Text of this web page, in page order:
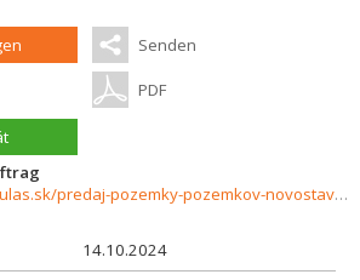
Senden
PDF
https://www.reality-mikulas.sk/predaj-pozemky-pozemkov-novostavby/Na-predaj-pozemok-s-IS-cestou-a-chodnikmi---Pripravene-na-okamzitu-vystavbu-34104/?utm_source=areality&utm_medium=xml&utm_term=34104&utm_content=chalupa&utm_campaign=portaly
14.10.2024